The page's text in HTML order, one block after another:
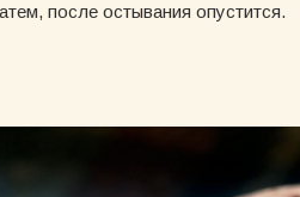
после остывания опустится.